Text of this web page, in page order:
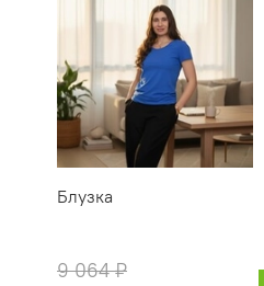
Блузка
9 064 ₽